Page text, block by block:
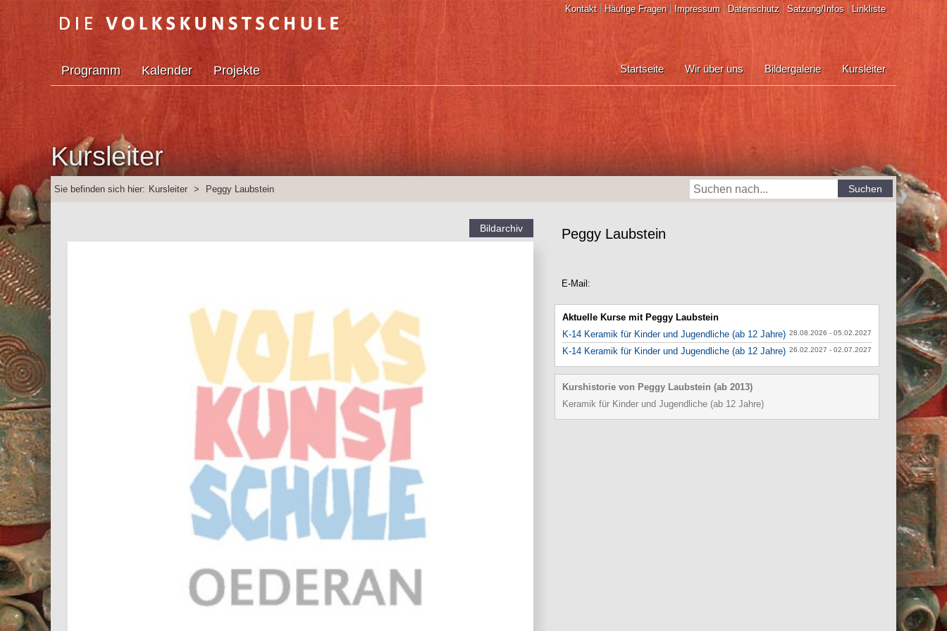
Kontakt Häufige Fragen Impressum Datenschutz Satzung/Infos Linkliste
Programm Kalender Projekte Kursleiter
Bildergalerie
Wir über uns
Startseite
Kursleiter
Sie befinden sich hier: Kursleiter > Peggy Laubstein Suchen
Bildarchiv Peggy Laubstein
E-Mail:
Aktuelle Kurse mit Peggy Laubstein
28.08.2026 - 05.02.2027
K-14 Keramik für Kinder und Jugendliche (ab 12 Jahre)
26.02.2027 - 02.07.2027
K-14 Keramik für Kinder und Jugendliche (ab 12 Jahre)
Kurshistorie von Peggy Laubstein (ab 2013)
Keramik für Kinder und Jugendliche (ab 12 Jahre)